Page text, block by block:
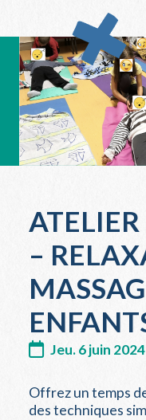
ATELIER
–
Jeu. 6 juin
Offrez un temps
des techniques